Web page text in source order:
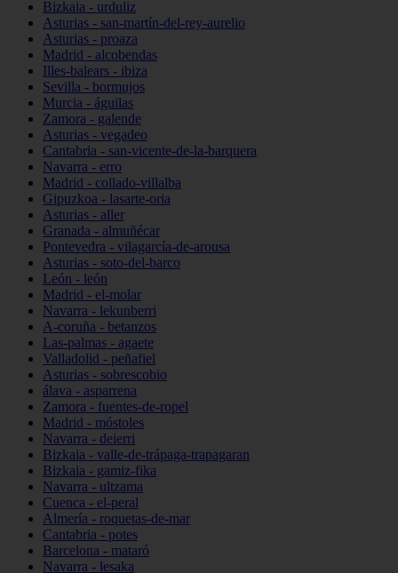
Bizkaia - urduliz
Asturias - san-martín-del-rey-aurelio
Asturias - proaza
Madrid - alcobendas
Illes-balears - ibiza
Sevilla - bormujos
Murcia - águilas
Zamora - galende
Asturias - vegadeo
Cantabria - san-vicente-de-la-barquera
Navarra - erro
Madrid - collado-villalba
Gipuzkoa - lasarte-oria
Asturias - aller
Granada - almuñécar
Pontevedra - vilagarcía-de-arousa
Asturias - soto-del-barco
León - león
Madrid - el-molar
Navarra - lekunberri
A-coruña - betanzos
Las-palmas - agaete
Valladolid - peñafiel
Asturias - sobrescobio
álava - asparrena
Zamora - fuentes-de-ropel
Madrid - móstoles
Navarra - deierri
Bizkaia - valle-de-trápaga-trapagaran
Bizkaia - gamiz-fika
Navarra - ultzama
Cuenca - el-peral
Almería - roquetas-de-mar
Cantabria - potes
Barcelona - mataró
Navarra - lesaka